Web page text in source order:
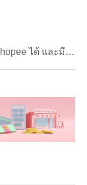
ได้ และมี